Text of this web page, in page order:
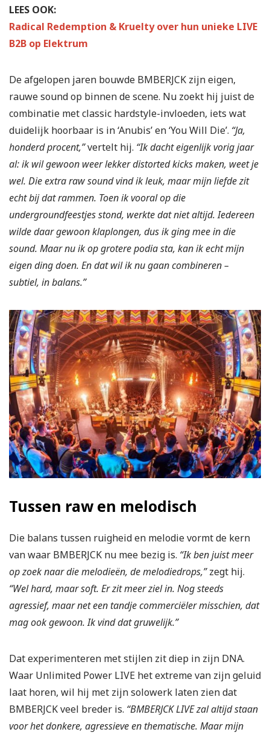
LEES OOK:
Radical Redemption & Kruelty over hun unieke LIVE
B2B op Elektrum
De afgelopen jaren bouwde BMBERJCK zijn eigen,
rauwe sound op binnen de scene. Nu zoekt hij juist de
combinatie met classic hardstyle-invloeden, iets wat
duidelijk hoorbaar is in ‘Anubis’ en ‘You Will Die’. “Ja,
honderd procent,”vertelt hij. “Ik dacht eigenlijk vorig jaar
al: ik wil gewoon weer lekker distorted kicks maken, weet je
wel. Die extra raw sound vind ik leuk, maar mijn liefde zit
echt bij dat rammen. Toen ik vooral op die
undergroundfeestjes stond, werkte dat niet altijd. Iedereen
wilde daar gewoon klaplongen, dus ik ging mee in die
sound. Maar nu ik op grotere podia sta, kan ik echt mijn
eigen ding doen. En dat wil ik nu gaan combineren –
subtiel, in balans.”
Tussen raw en melodisch
Die balans tussen ruigheid en melodie vormt de kern
van waar BMBERJCK nu mee bezig is. “Ik ben juist meer
op zoek naar die melodieën, de melodiedrops,”zegt hij.
“Wel hard, maar soft. Er zit meer ziel in. Nog steeds
agressief, maar net een tandje commerciëler misschien, dat
mag ook gewoon. Ik vind dat gruwelijk.”
Dat experimenteren met stijlen zit diep in zijn DNA.
Waar Unlimited Power LIVE het extreme van zijn geluid
laat horen, wil hij met zijn solowerk laten zien dat
BMBERJCK veel breder is. “BMBERJCK LIVE zal altijd staan
voor het donkere, agressieve en thematische. Maar mijn